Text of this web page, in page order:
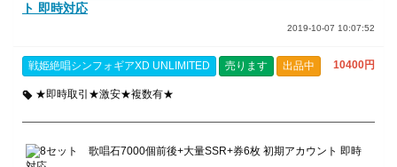
ト 即時対応
2019-10-07 10:07:52
戦姫絶唱シンフォギアXD UNLIMITED 売ります 出品中 10400円
★即時取引★激安★複数有★